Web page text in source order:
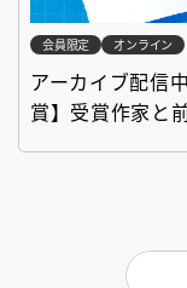
会員限定 オンライン
アーカイブ配信
賞】受賞作家と